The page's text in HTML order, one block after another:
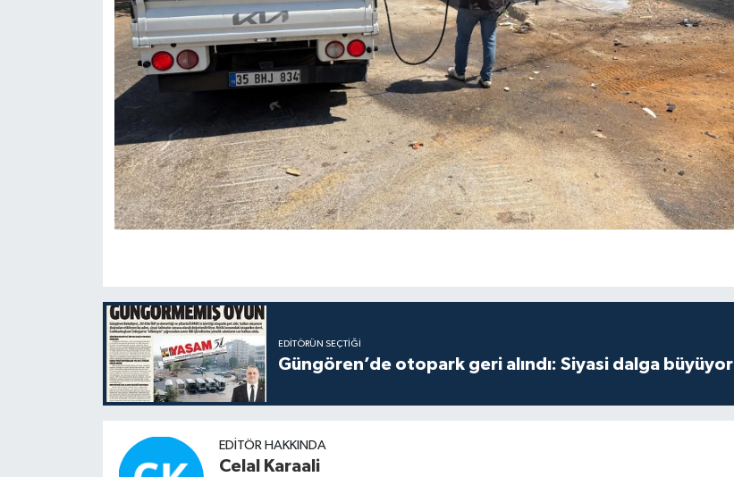
EDITÖRÜN SEÇTIĞI
Güngören’de otopark geri alındı: Siyasi dalga büyüyor
EDITÖR HAKKINDA
Celal Karaali